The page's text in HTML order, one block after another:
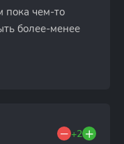
пока чем-то
более-менее
+2